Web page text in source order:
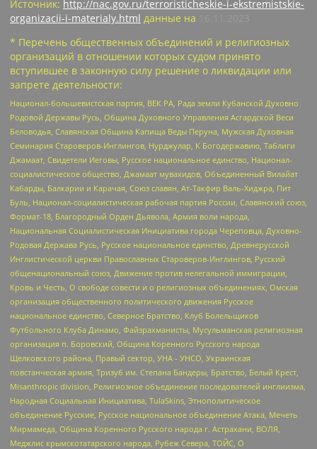
Источник: http://nac.gov.ru/terroristicheskie-i-ekstremistskie-
organizacii-i-materialy.html данные на
* Перечень общественных объединений и религиозных
организаций в отношении которых судом принято
вступившее в законную силу решение о ликвидации или
запрете деятельности:
Национал-большевистская партия, ВЕК РА, Рада земли Кубанской Духовно
Родовой Державы Русь, Община Духовного Управления Асгардской Веси
Беловодья, Славянская Община Капища Веды Перуна, Мужская Духовная
Семинария Староверов-Инглингов, Нурджулар, К Богодержавию, Таблиги
Джамаат, Свидетели Иеговы, Русское национальное единство, Национал-
социалистическое общество, Джамаат мувахидов, Объединенный Вилайат
Кабарды, Балкарии и Карачая, Союз славян, Ат-Такфир Валь-Хиджра, Пит
Буль, Национал-социалистическая рабочая партия России, Славянский союз,
Формат-18, Благородный Орден Дьявола, Армия воли народа,
Национальная Социалистическая Инициатива города Череповца, Духовно-
Родовая Держава Русь, Русское национальное единство, Древнерусской
Инглистической церкви Православных Староверов-Инглингов, Русский
общенациональный союз, Движение против нелегальной иммиграции,
Кровь и Честь, О свободе совести и о религиозных объединениях, Омская
организация общественного политического движения Русское
национальное единство, Северное Братство, Клуб Болельщиков
Футбольного Клуба Динамо, Файзрахманисты, Мусульманская религиозная
организация п. Боровский, Община Коренного Русского народа
Щелковского района, Правый сектор, УНА - УНСО, Украинская
повстанческая армия, Тризуб им. Степана Бандеры, Братство, Белый Крест,
Misanthropic division, Религиозное объединение последователей инглиизма,
Народная Социальная Инициатива, TulaSkins, Этнополитическое
объединение Русские, Русское национальное объединение Атака, Мечеть
Мирмамеда, Община Коренного Русского народа г. Астрахани, ВОЛЯ,
Меджлис крымскотатарского народа, Рубеж Севера, ТОЙС, О